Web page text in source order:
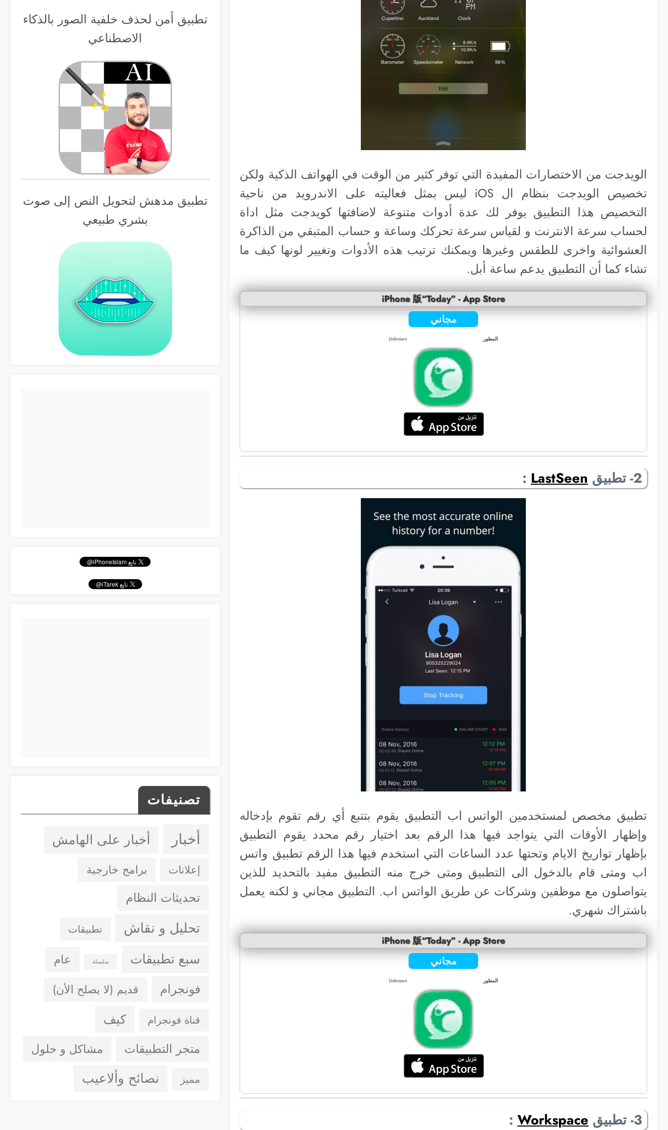
الويدجت من الاختصارات المفيدة التي توفر كثير من الوقت في الهواتف الذكية ولكن
تخصيص الويدجت بنظام ال iOS ليس بمثل فعاليته على الاندرويد من ناحية
التخصيص هذا التطبيق يوفر لك عدة أدوات متنوعة لاضافتها كويدجت مثل اداة
لحساب سرعة الانترنت و لقياس سرعة تحركك وساعة و حساب المتبقي من الذاكرة
العشوائية واخرى للطقس وغيرها ويمكنك ترتيب هذه الأدوات وتغيير لونها كيف ما
تشاء كما أن التطبيق يدعم ساعة أبل.
iPhone 版“Today” - App Store
مجاني
المطور Unknown
2- تطبيق LastSeen
:
تطبيق مخصص لمستخدمين الواتس اب التطبيق يقوم بتتبع أي رقم تقوم بإدخاله
وإظهار الأوقات التي يتواجد فيها هذا الرقم بعد اختيار رقم محدد يقوم التطبيق
بإظهار تواريخ الايام وتحتها عدد الساعات التي استخدم فيها هذا الرقم تطبيق واتس
اب ومتى قام بالدخول الى التطبيق ومتى خرج منه التطبيق مفيد بالتحديد للذين
يتواصلون مع موظفين وشركات عن طريق الواتس اب. التطبيق مجاني و لكنه يعمل
باشتراك شهري.
iPhone 版“Today” - App Store
مجاني
المطور Unknown
3- تطبيق Workspace
:
تطبيق أمن لحذف خلفية الصور بالذكاء
الاصطناعي
تطبيق مدهش لتحويل النص إلى صوت
بشري طبيعي
تصنيفات
أخبار أخبار على الهامش
إعلانات برامج خارجية
تحديثات النظام
تحليل و نقاش تطبيقات
سبع تطبيقات سلسلة عام
فونجرام قديم (لا يصلح الأن)
قناة فونجرام كيف
متجر التطبيقات مشاكل و حلول
مميز نصائح وألاعيب